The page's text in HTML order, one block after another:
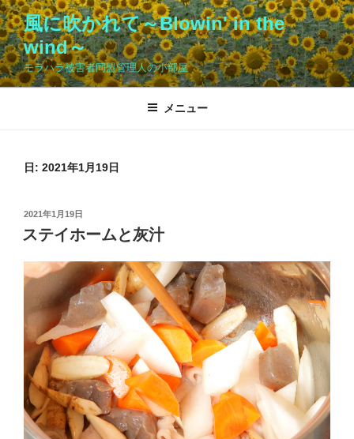
コ
ン
テ
ン
ツ
風に吹かれて～Blowin' in the
wind～
モラハラ被害者同盟管理人の小部屋
メニュー
日: 2021年1月19日
投
稿
日:
2021年1月19日
ステイホームと灰汁